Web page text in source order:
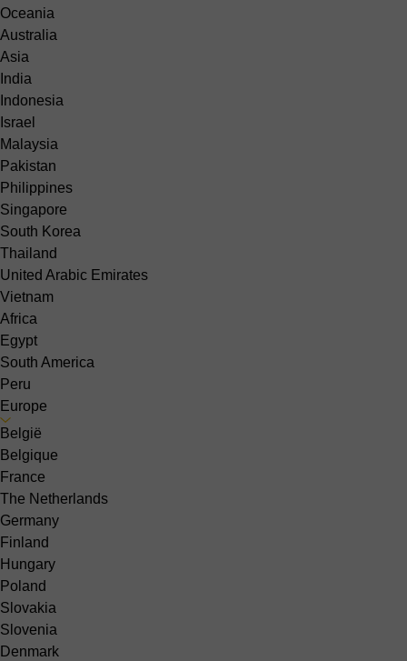
Oceania
Australia
Asia
India
Indonesia
Israel
Malaysia
Pakistan
Philippines
Singapore
South Korea
Thailand
United Arabic Emirates
Vietnam
Africa
Egypt
South America
Peru
Europe
België
Belgique
France
The Netherlands
Germany
Finland
Hungary
Poland
Slovakia
Slovenia
Denmark